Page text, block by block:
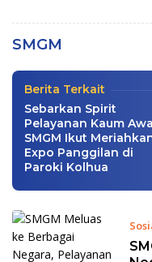
SMGM
IV
Rohani
Berita Terkait
Sebarkan Spirit
Pelayanan Kaum
SMGM Ikut
Expo Panggilan di
Paroki Kolhua